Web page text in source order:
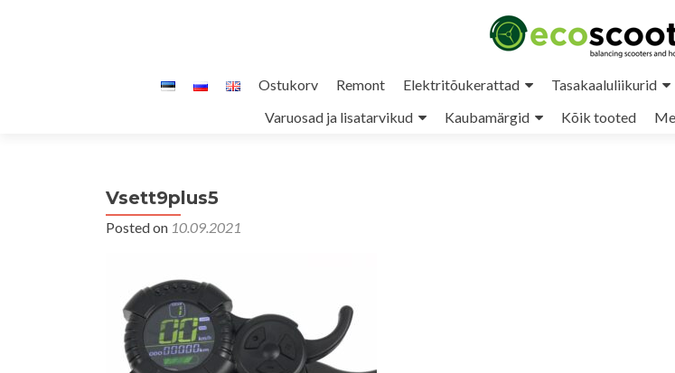
Ostukorv Remont Elektritõukerattad Tasakaaluliikurid
Varuosad ja lisatarvikud
Kaubamärgid Kõik tooted
Vsett9plus5
Posted on 10.09.2021